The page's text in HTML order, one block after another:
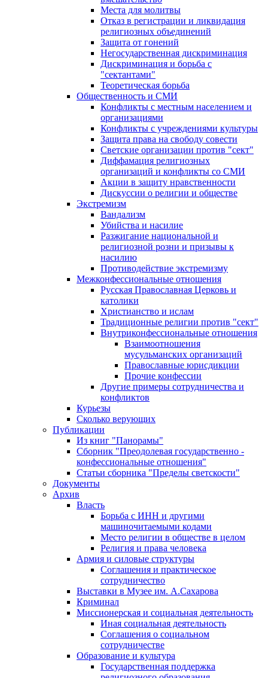
Места для молитвы
Отказ в регистрации и ликвидация
религиозных объединений
Защита от гонений
Негосударственная дискриминация
Дискриминация и борьба с
"сектантами"
Теоретическая борьба
Общественность и СМИ
Конфликты с местным населением и
организациями
Конфликты с учреждениями культуры
Защита права на свободу совести
Светские организации против "сект"
Диффамация религиозных
организаций и конфликты со СМИ
Акции в защиту нравственности
Дискуссии о религии и обществе
Экстремизм
Вандализм
Убийства и насилие
Разжигание национальной и
религиозной розни и призывы к
насилию
Противодействие экстремизму
Межконфессиональные отношения
Русская Православная Церковь и
католики
Христианство и ислам
Традиционные религии против "сект"
Внутриконфессиональные отношения
Взаимоотношения
мусульманских организаций
Православные юрисдикции
Прочие конфессии
Другие примеры сотрудничества и
конфликтов
Курьезы
Сколько верующих
Публикации
Из книг "Панорамы"
Сборник "Преодолевая государственно -
конфессиональные отношения"
Статьи сборника "Пределы светскости"
Документы
Архив
Власть
Борьба с ИНН и другими
машиночитаемыми кодами
Место религии в обществе в целом
Религия и права человека
Армия и силовые структуры
Соглашения и практическое
сотрудничество
Выставки в Музее им. А.Сахарова
Криминал
Миссионерская и социальная деятельность
Иная социальная деятельность
Соглашения о социальном
сотрудничестве
Образование и культура
Государственная поддержка